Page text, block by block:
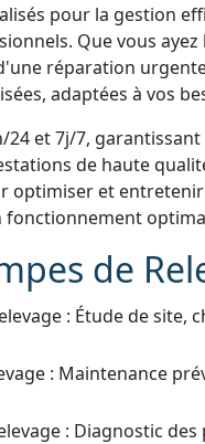
pour la gestion
Que vous
réparation
adaptées à vos
24 et 7j/7,
de haute
optimiser et
fonctionnement
de
: Étude de site,
: Maintenance
: Diagnostic